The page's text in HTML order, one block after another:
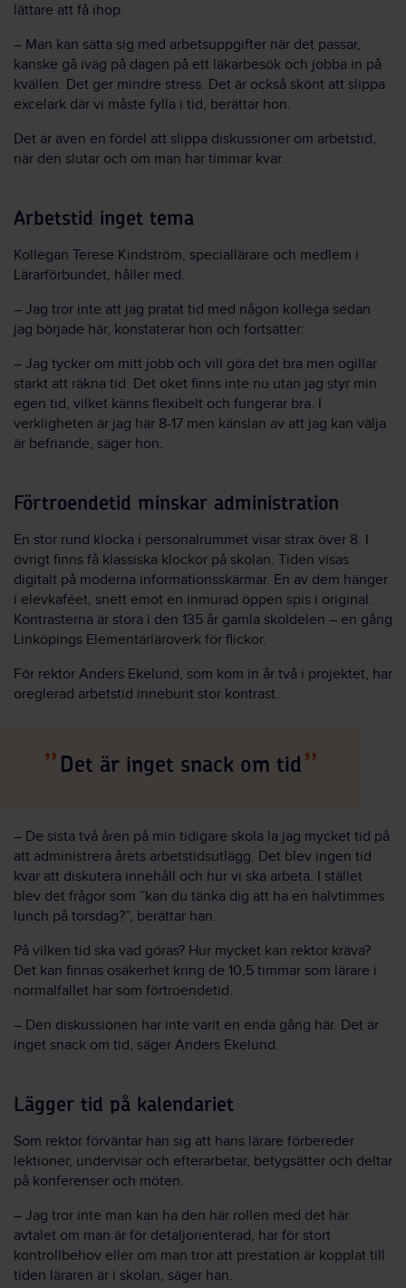
lättare att få ihop.
– Man kan sätta sig med arbetsuppgifter när det passar,
kanske gå iväg på dagen på ett läkarbesök och jobba in på
kvällen. Det ger mindre stress. Det är också skönt att slippa
excelark där vi måste fylla i tid, berättar hon.
Det är även en fördel att slippa diskussioner om arbetstid,
när den slutar och om man har timmar kvar.
Arbetstid inget tema
Kollegan Terese Kindström, speciallärare och medlem i
Lärarförbundet, håller med.
– Jag tror inte att jag pratat tid med någon kollega sedan
jag började här, konstaterar hon och fortsätter:
– Jag tycker om mitt jobb och vill göra det bra men ogillar
starkt att räkna tid. Det oket finns inte nu utan jag styr min
egen tid, vilket känns flexibelt och fungerar bra. I
verkligheten är jag här 8-17 men känslan av att jag kan välja
är befriande, säger hon.
Förtroendetid minskar administration
En stor rund klocka i personalrummet visar strax över 8. I
övrigt finns få klassiska klockor på skolan. Tiden visas
digitalt på moderna informationsskärmar. En av dem hänger
i elevkaféet, snett emot en inmurad öppen spis i original.
Kontrasterna är stora i den 135 år gamla skoldelen – en gång
Linköpings Elementärläroverk för flickor.
För rektor Anders Ekelund, som kom in år två i projektet, har
oreglerad arbetstid inneburit stor kontrast.
Det är inget snack om tid
– De sista två åren på min tidigare skola la jag mycket tid på
att administrera årets arbetstidsutlägg. Det blev ingen tid
kvar att diskutera innehåll och hur vi ska arbeta. I stället
blev det frågor som ”kan du tänka dig att ha en halvtimmes
lunch på torsdag?”, berättar han.
På vilken tid ska vad göras? Hur mycket kan rektor kräva?
Det kan finnas osäkerhet kring de 10,5 timmar som lärare i
normalfallet har som förtroendetid.
– Den diskussionen har inte varit en enda gång här. Det är
inget snack om tid, säger Anders Ekelund.
Lägger tid på kalendariet
Som rektor förväntar han sig att hans lärare förbereder
lektioner, undervisar och efterarbetar, betygsätter och deltar
på konferenser och möten.
– Jag tror inte man kan ha den här rollen med det här
avtalet om man är för detaljorienterad, har för stort
kontrollbehov eller om man tror att prestation är kopplat till
tiden läraren är i skolan, säger han.